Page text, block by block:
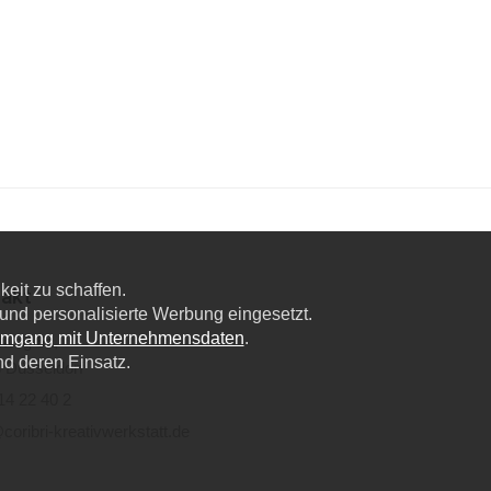
6a,
Düsseldorf
zu schaffen.
personalisierte Werbung eingesetzt.
mit Unternehmensdaten.
deren Einsatz.